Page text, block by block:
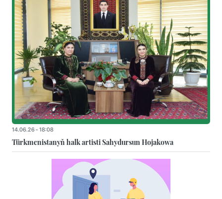
14.06.26 - 18:08
Türkmenistanyň halk artisti Sahydursun Hojakowa